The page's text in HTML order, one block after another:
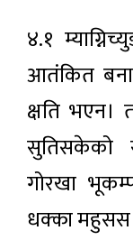
४.१
आतंकित
क्षति भएन।
सुतिसकेको
गोरखा
धक्का महुसस